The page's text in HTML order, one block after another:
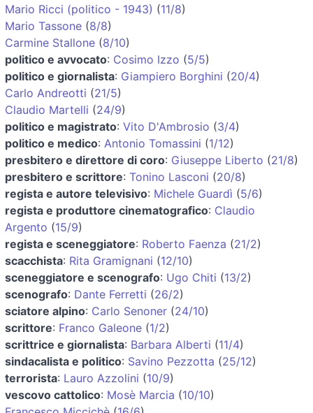
Mario Ricci (politico - 1943) (11/8)
Mario Tassone (8/8)
Carmine Stallone (8/10)
politico e avvocato: Cosimo Izzo (5/5)
politico e giornalista: Giampiero Borghini (20/4)
Carlo Andreotti (21/5)
Claudio Martelli (24/9)
politico e magistrato: Vito D'Ambrosio (3/4)
politico e medico: Antonio Tomassini (1/12)
presbitero e direttore di coro: Giuseppe Liberto (21/8)
presbitero e scrittore: Tonino Lasconi (20/8)
regista e autore televisivo: Michele Guardì (5/6)
regista e produttore cinematografico: Claudio
Argento (15/9)
regista e sceneggiatore: Roberto Faenza (21/2)
scacchista: Rita Gramignani (12/10)
sceneggiatore e scenografo: Ugo Chiti (13/2)
scenografo: Dante Ferretti (26/2)
sciatore alpino: Carlo Senoner (24/10)
scrittore: Franco Galeone (1/2)
scrittrice e giornalista: Barbara Alberti (11/4)
sindacalista e politico: Savino Pezzotta (25/12)
terrorista: Lauro Azzolini (10/9)
vescovo cattolico: Mosè Marcia (10/10)